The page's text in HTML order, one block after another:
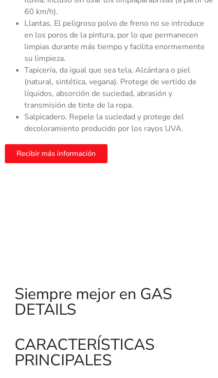
60 km/h).
Llantas. El peligroso polvo de freno no se introduce
en los poros de la pintura, por lo que permanecen
limpias durante más tiempo y facilita enormemente
su limpieza.
Tapicería, da igual que sea tela, Alcántara o piel
(natural, sintética, vegana). Protege de vertido de
líquidos, absorción de suciedad, abrasión y
transmisión de tinte de la ropa.
Salpicadero. Repele la suciedad y protege del
decoloramiento producido por los rayos UVA.
Recibir más información
Siempre mejor en GAS
DETAILS
CARACTERÍSTICAS
PRINCIPALES